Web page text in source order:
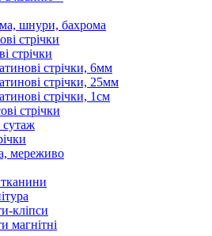
шнури, бахрома
стрічки
стрічки
стрічки, 6мм
стрічки, 25мм
стрічки, 1см
стрічки
сутаж
мереживо
кліпси
магнітні